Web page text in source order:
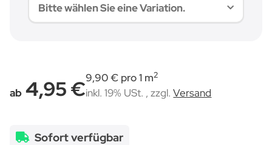
Bitte wählen Sie eine Variation.
ab 4,95 €9,90 € pro 1 m2
inkl. 19% USt. , zzgl.Versand
Sofort verfügbar